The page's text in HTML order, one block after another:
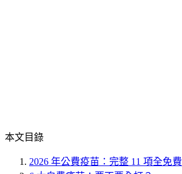
本文目錄
2026 年公費疫苗：完整 11 項全免費